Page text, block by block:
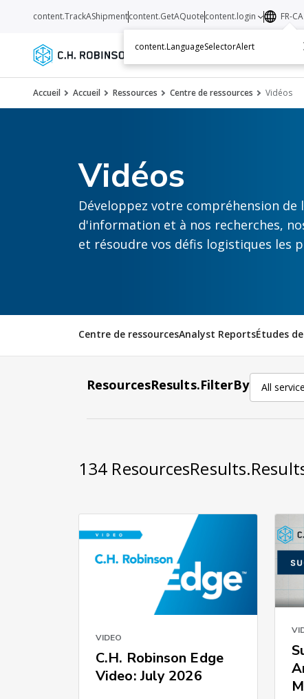
Services Transporteurs
content.TrackAShipmentcontent.GetAQuotecontent.login FR-CA
content.LanguageSelectorAlert
Accueil Accueil Ressources Centre de ressources Vidéos
Vidéos
Développez votre compréhension
d'information et à nos recherches,
et résoudre vos défis logistiques les
Centre de ressourcesAnalyst ReportsÉtudes
ResourcesResults.FilterBy All
134
VIDEO
C.H. Robinson Edge
Video: July 2026